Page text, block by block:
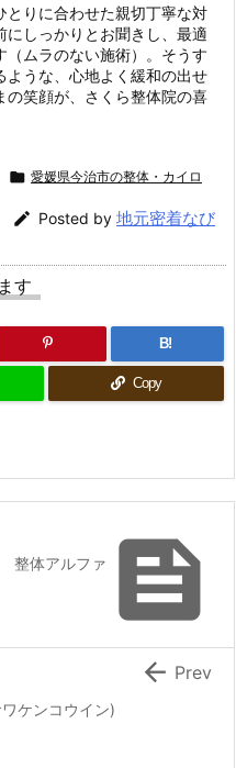
とりに合わせた親切丁寧な対
しっかりとお聞きし、最適
ムラのない施術）。そうす
ような、心地よく緩和の出せ
の笑顔が、さくら整体院の喜
 愛媛県今治市の整体・カイロ
 Posted by 地元密着なび
す
B!
Copy

整体アルファ
ケンコウイン)
 Prev